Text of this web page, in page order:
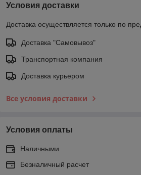
Условия доставки
Доставка осуществляется только по
Доставка "Самовывоз"
Транспортная компания
Доставка курьером
Все условия доставки
Условия оплаты
Наличными
Безналичный расчет